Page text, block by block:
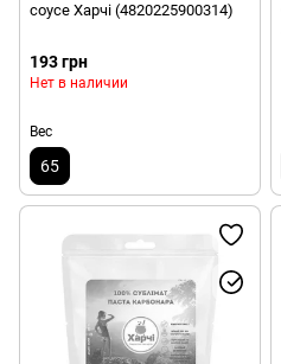
соусе Харчі (4820225900314)
193 грн
Нет в наличии
Вес
65